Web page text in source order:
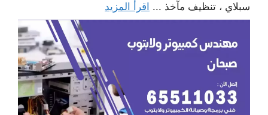
سبلاي ، تنظيف مآخذ ... اقرأ المزيد